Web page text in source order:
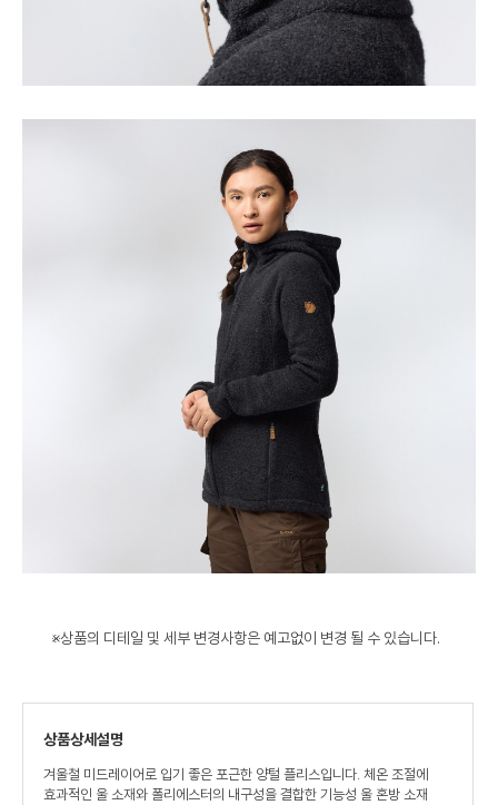
※상품의 디테일 및 세부 변경사항은 예고없이 변경 될 수 있습니다.
상품상세설명
겨울철 미드레이어로 입기 좋은 포근한 양털 플리스입니다. 체온 조절에
효과적인 울 소재와 폴리에스터의 내구성을 결합한 기능성 울 혼방 소재